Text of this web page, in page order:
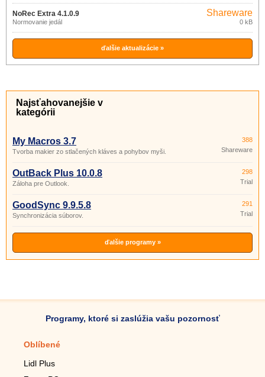
NoRec Extra 4.1.0.9
Normovanie jedál
Shareware
0 kB
ďalšie aktualizácie »
Najsťahovanejšie v
kategórii
My Macros 3.7
Tvorba makier zo stlačených kláves a pohybov myši.
388
Shareware
OutBack Plus 10.0.8
Záloha pre Outlook.
298
Trial
GoodSync 9.9.5.8
Synchronizácia súborov.
291
Trial
ďalšie programy »
Programy, ktoré si zaslúžia vašu pozornosť
Oblíbené
Lidl Plus